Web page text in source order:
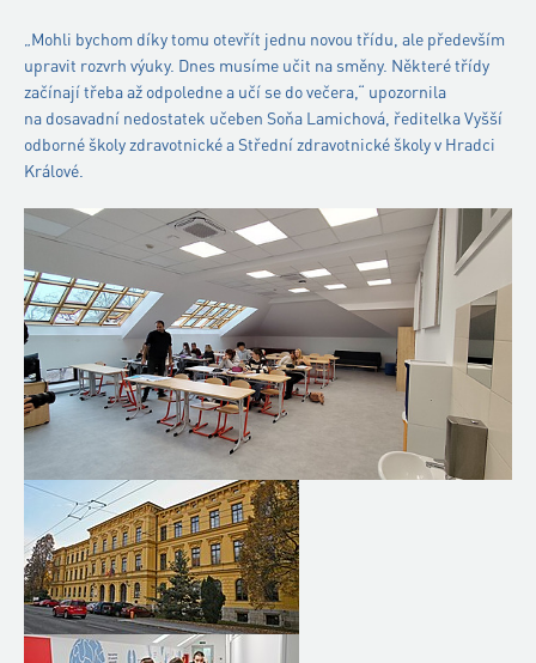
„Mohli bychom díky tomu otevřít jednu novou třídu, ale především
upravit rozvrh výuky. Dnes musíme učit na směny. Některé třídy
začínají třeba až odpoledne a učí se do večera,“ upozornila
na dosavadní nedostatek učeben Soňa Lamichová, ředitelka Vyšší
odborné školy zdravotnické a Střední zdravotnické školy v Hradci
Králové.